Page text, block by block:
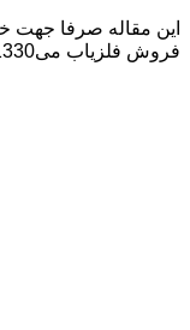
این مقاله صرفا جهت
فروش فلزیاب می09102191330